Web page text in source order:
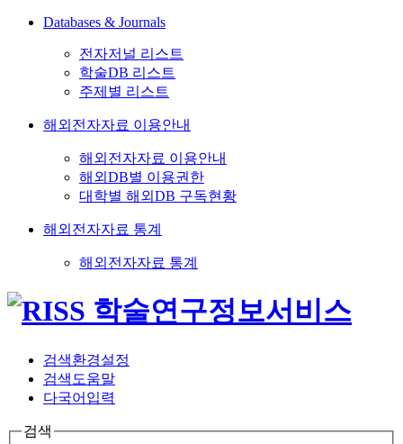
Databases & Journals
전자저널 리스트
학술DB 리스트
주제별 리스트
해외전자자료 이용안내
해외전자자료 이용안내
해외DB별 이용권한
대학별 해외DB 구독현황
해외전자자료 통계
해외전자자료 통계
검색환경설정
검색도움말
다국어입력
검색